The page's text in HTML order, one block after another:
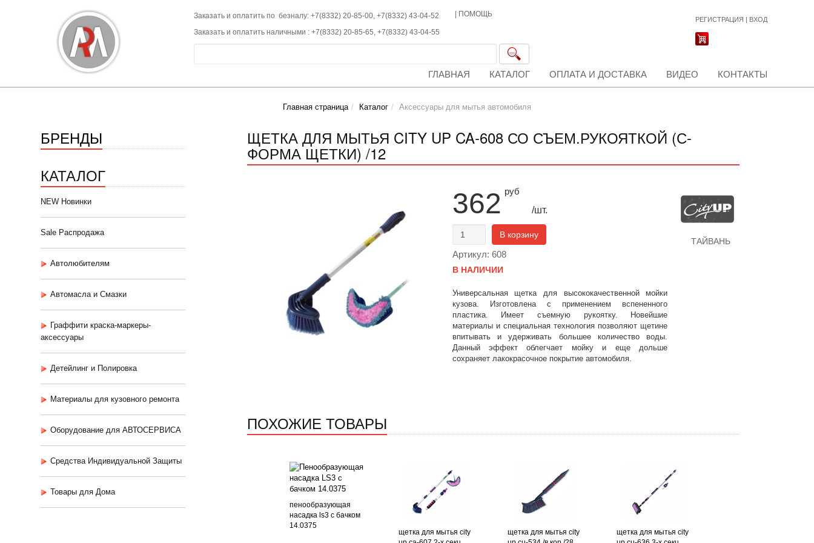
Заказать и оплатить по безналу: +7(8332) 20-85-00, +7(8332) 43-04-52
Заказать и оплатить наличными : +7(8332) 20-85-65, +7(8332) 43-04-55
ПОМОЩЬ
РЕГИСТРАЦИЯ | ВХОД
ГЛАВНАЯ КАТАЛОГ ОПЛАТА И ДОСТАВКА ВИДЕО КОНТАКТЫ
Главная страница Каталог Аксессуары для мытья автомобиля
БРЕНДЫ
КАТАЛОГ
NEW Новинки
Sale Распродажа
Автолюбителям
Автомасла и Смазки
Граффити краска-маркеры-
аксессуары
Детейлинг и Полировка
Материалы для кузовного ремонта
Оборудование для АВТОСЕРВИСА
Средства Индивидуальной Защиты
Товары для Дома
ЩЕТКА ДЛЯ МЫТЬЯ CITY UP CA-608 СО СЪЕМ.РУКОЯТКОЙ (С-
ФОРМА ЩЕТКИ) /12
362 руб
/шт.
В корзину
Артикул: 608
В НАЛИЧИИ
Универсальная щетка для высококачественной мойки
кузова. Изготовлена с применением вспененного
пластика. Имеет съемную рукоятку. Новейшие
материалы и специальная технология позволяют щетине
впитывать и удерживать большее количество воды.
Данный эффект облегчает мойку и еще дольше
сохраняет лакокрасочное покрытие автомобиля.
ТАЙВАНЬ
ПОХОЖИЕ ТОВАРЫ
пенообразующая
насадка ls3 с бачком
14.0375
щетка для мытья city
щетка для мытья city
щетка для мытья city